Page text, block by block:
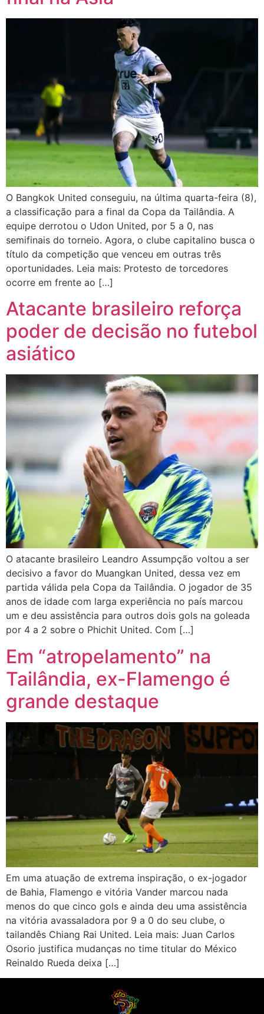
O Bangkok United conseguiu, na última quarta-feira (8),
a classificação para a final da Copa da Tailândia. A
equipe derrotou o Udon United, por 5 a 0, nas
semifinais do torneio. Agora, o clube capitalino busca o
título da competição que venceu em outras três
oportunidades. Leia mais: Protesto de torcedores
ocorre em frente ao […]
Atacante brasileiro reforça
poder de decisão no futebol
asiático
O atacante brasileiro Leandro Assumpção voltou a ser
decisivo a favor do Muangkan United, dessa vez em
partida válida pela Copa da Tailândia. O jogador de 35
anos de idade com larga experiência no país marcou
um e deu assistência para outros dois gols na goleada
por 4 a 2 sobre o Phichit United. Com […]
Em “atropelamento” na
Tailândia, ex-Flamengo é
grande destaque
Em uma atuação de extrema inspiração, o ex-jogador
de Bahia, Flamengo e vitória Vander marcou nada
menos do que cinco gols e ainda deu uma assistência
na vitória avassaladora por 9 a 0 do seu clube, o
tailandês Chiang Rai United. Leia mais: Juan Carlos
Osorio justifica mudanças no time titular do México
Reinaldo Rueda deixa […]